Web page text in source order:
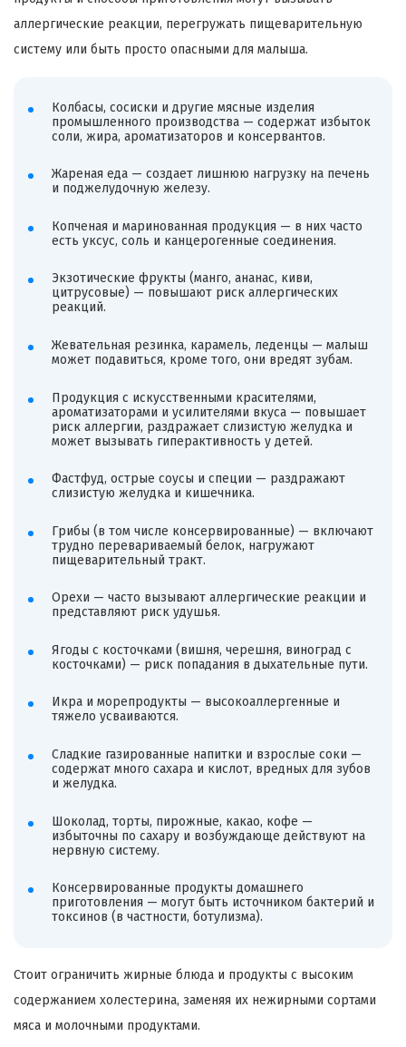
аллергические реакции, перегружать пищеварительную
систему или быть просто опасными для малыша.
Колбасы, сосиски и другие мясные изделия
промышленного производства — содержат избыток
соли, жира, ароматизаторов и консервантов.
Жареная еда — создает лишнюю нагрузку на печень
и поджелудочную железу.
Копченая и маринованная продукция — в них часто
есть уксус, соль и канцерогенные соединения.
Экзотические фрукты (манго, ананас, киви,
цитрусовые) — повышают риск аллергических
реакций.
Жевательная резинка, карамель, леденцы — малыш
может подавиться, кроме того, они вредят зубам.
Продукция с искусственными красителями,
ароматизаторами и усилителями вкуса — повышает
риск аллергии, раздражает слизистую желудка и
может вызывать гиперактивность у детей.
Фастфуд, острые соусы и специи — раздражают
слизистую желудка и кишечника.
Грибы (в том числе консервированные) — включают
трудно перевариваемый белок, нагружают
пищеварительный тракт.
Орехи — часто вызывают аллергические реакции и
представляют риск удушья.
Ягоды с косточками (вишня, черешня, виноград с
косточками) — риск попадания в дыхательные пути.
Икра и морепродукты — высокоаллергенные и
тяжело усваиваются.
Сладкие газированные напитки и взрослые соки —
содержат много сахара и кислот, вредных для зубов
и желудка.
Шоколад, торты, пирожные, какао, кофе —
избыточны по сахару и возбуждающе действуют на
нервную систему.
Консервированные продукты домашнего
приготовления — могут быть источником бактерий и
токсинов (в частности, ботулизма).
Стоит ограничить жирные блюда и продукты с высоким
содержанием холестерина, заменяя их нежирными сортами
мяса и молочными продуктами.